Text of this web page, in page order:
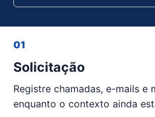
01
Solicitação
Registre chamadas, e-mails e
enquanto o contexto ainda